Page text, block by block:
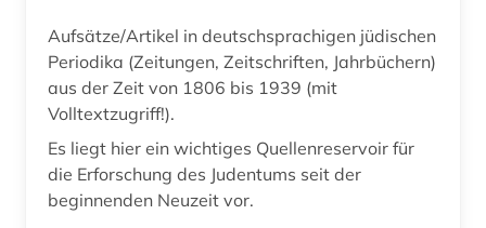
Aufsätze/Artikel in deutschsprachigen jüdischen
Periodika (Zeitungen, Zeitschriften, Jahrbüchern)
aus der Zeit von 1806 bis 1939 (mit
Volltextzugriff!).
Es liegt hier ein wichtiges Quellenreservoir für
die Erforschung des Judentums seit der
beginnenden Neuzeit vor.